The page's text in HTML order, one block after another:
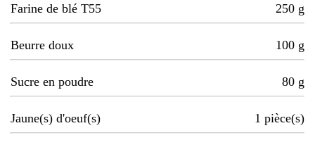
Farine de blé T55
250 g
Beurre doux 100 g
Sucre en poudre 80 g
Jaune(s) d'oeuf(s) 1 pièce(s)